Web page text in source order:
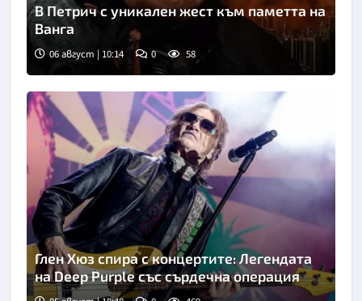
В Петрич с уникален жест към паметта на
Ванга
06 август | 10:14 0 58
Глен Хюз спира с концертите: Легендата
на Deep Purple със сърдечна операция